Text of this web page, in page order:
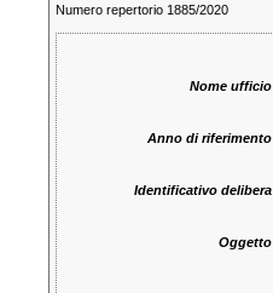
Numero repertorio 1885/2020
Nome ufficio
Anno di riferimento
Identificativo delibera
Oggetto